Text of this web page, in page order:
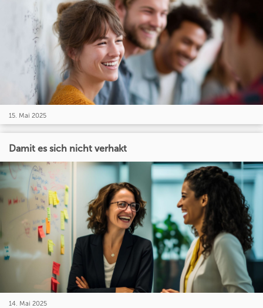
15. Mai 2025
Damit es sich nicht verhakt
14. Mai 2025